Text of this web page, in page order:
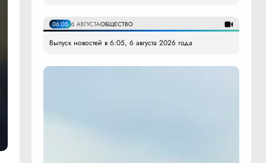
06:05 6 АВГУСТАОБЩЕСТВО
Выпуск новостей в 6:05, 6 августа 2026 года